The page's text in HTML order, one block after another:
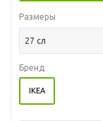
Размеры
27 сл
Бренд
IKEA